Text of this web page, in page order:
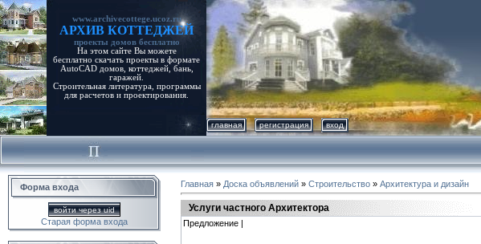
www.archivecottege.ucoz.ru
АРХИВ КОТТЕДЖЕЙ
проекты домов бесплатно
На этом сайте Вы можете
бесплатно скачать проекты в формате
AutoCAD домов, коттеджей, бань,
гаражей.
Строительная литература, программы
для расчетов и проектирования.
главная регистрация вход
Форма входа
войти через uid
Старая форма входа
Главная » Доска объявлений » Строительство » Архитектура и дизайн
Услуги частного Архитектора
Предложение |